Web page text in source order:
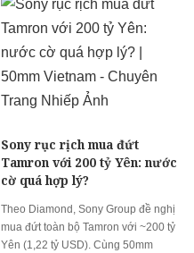
Sony rục rịch mua đứt
Tamron với 200 tỷ Yên: nước
cờ quá hợp lý?
Theo Diamond, Sony Group đề nghị
mua đứt toàn bộ Tamron với ~200 tỷ
Yên (1,22 tỷ USD). Cùng 50mm